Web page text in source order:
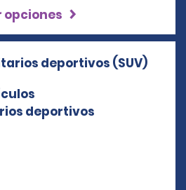
opciones
deportivos (SUV)